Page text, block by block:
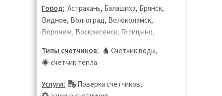
Город: Астрахань, Балашиха, Брянск,
Видное, Волгоград, Волоколамск,
Воронеж, Воскресенск, Голицыно,
Дмитров, Долгопрудный, Домодедово,
Дубна, Екатеринбург, Жуковский,
Зарайск, Звенигород, Иваново,
Ивантеевка, Ижевск, Истра, Казань,
Типы счетчиков: Счетчик воды,
счетчик тепла
Услуги: Поверка счетчиков,